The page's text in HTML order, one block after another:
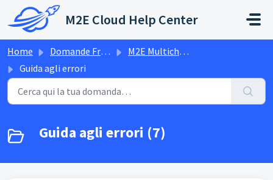
Salta al contenuto principale
M2E Cloud Help Center
Home Domande Frequenti (FAQ)
M2E Multichannel Connect
Guida agli errori
Guida agli errori (7)